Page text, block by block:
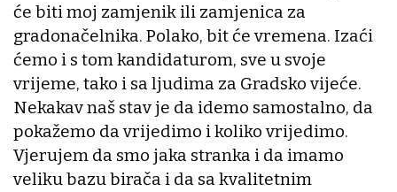
će biti moj zamjenik ili zamjenica za
gradonačelnika. Polako, bit će vremena. Izaći
ćemo i s tom kandidaturom, sve u svoje
vrijeme, tako i sa ljudima za Gradsko vijeće.
Nekakav naš stav je da idemo samostalno, da
pokažemo da vrijedimo i koliko vrijedimo.
Vjerujem da smo jaka stranka i da imamo
veliku bazu birača i da sa kvalitetnim